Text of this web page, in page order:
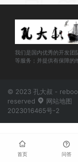
我们是国内优秀的开发团
等服务；并提供有保障的
© 2023 孔大叔 -
reserved
网站地图
2023016465号-2
首页 问答